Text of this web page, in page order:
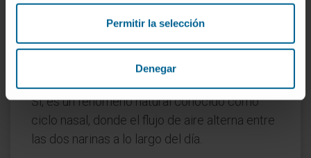
Permitir la selección
Denegar
infecciones. Si el sangrado es frecuente, debe
consultarse a un médico.
¿Es normal que una narina respire
mejor que la otra?
Sí, es un fenómeno natural conocido como
ciclo nasal, donde el flujo de aire alterna entre
las dos narinas a lo largo del día.